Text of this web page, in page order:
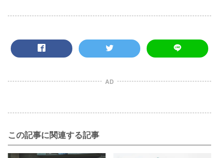
AD
この記事に関連する記事